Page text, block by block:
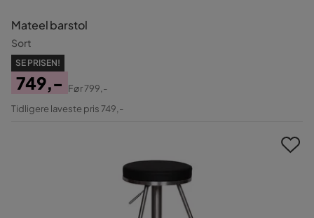
Mateel barstol
Sort
SE PRISEN!
Pris
749,-
Original
Før799,-
Tidligere laveste pris 749,-